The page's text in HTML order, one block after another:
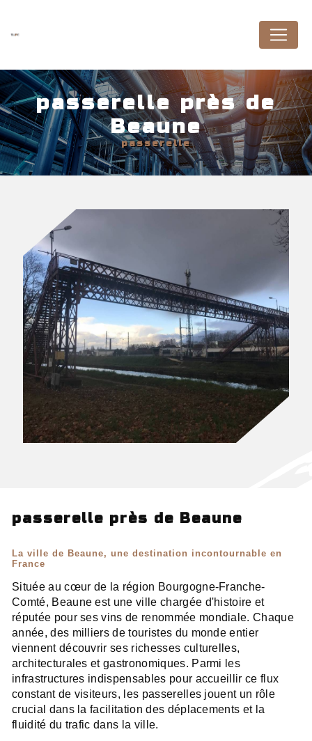
passerelle près de
Beaune
passerelle
passerelle près de Beaune
La ville de Beaune, une destination incontournable en
France
Située au cœur de la région Bourgogne-Franche-
Comté, Beaune est une ville chargée d'histoire et
réputée pour ses vins de renommée mondiale. Chaque
année, des milliers de touristes du monde entier
viennent découvrir ses richesses culturelles,
architecturales et gastronomiques. Parmi les
infrastructures indispensables pour accueillir ce flux
constant de visiteurs, les passerelles jouent un rôle
crucial dans la facilitation des déplacements et la
fluidité du trafic dans la ville.